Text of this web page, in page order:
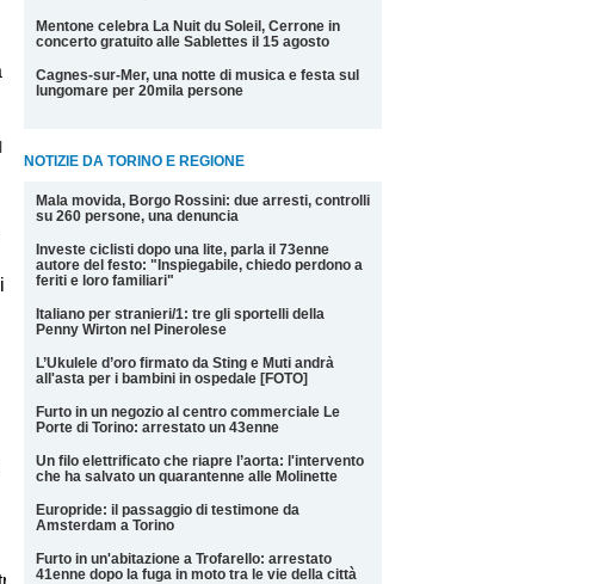
Mentone celebra La Nuit du Soleil, Cerrone in
concerto gratuito alle Sablettes il 15 agosto
Cagnes-sur-Mer, una notte di musica e festa sul
lungomare per 20mila persone
NOTIZIE DA TORINO E REGIONE
Mala movida, Borgo Rossini: due arresti, controlli
su 260 persone, una denuncia
Investe ciclisti dopo una lite, parla il 73enne
autore del festo: "Inspiegabile, chiedo perdono a
feriti e loro familiari"
Italiano per stranieri/1: tre gli sportelli della
Penny Wirton nel Pinerolese
L’Ukulele d’oro firmato da Sting e Muti andrà
all'asta per i bambini in ospedale [FOTO]
Furto in un negozio al centro commerciale Le
Porte di Torino: arrestato un 43enne
Un filo elettrificato che riapre l’aorta: l'intervento
che ha salvato un quarantenne alle Molinette
Europride: il passaggio di testimone da
Amsterdam a Torino
Furto in un'abitazione a Trofarello: arrestato
41enne dopo la fuga in moto tra le vie della città